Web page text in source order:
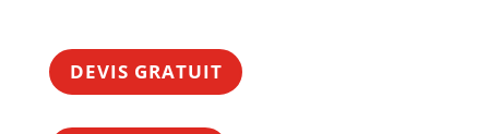
DEVIS GRATUIT